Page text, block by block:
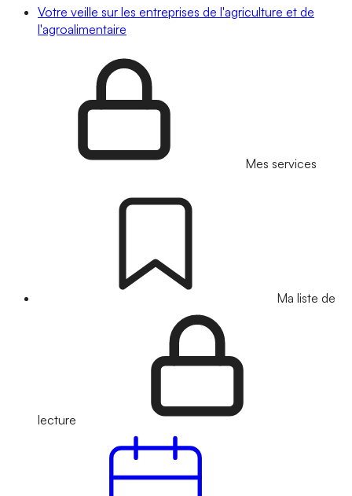
Votre veille sur les entreprises de l'agriculture et de
l'agroalimentaire
Mes services
Ma liste de
lecture